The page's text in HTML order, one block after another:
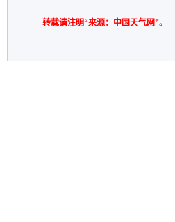
转载请注明“来源：中国天气网”。